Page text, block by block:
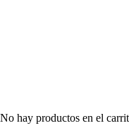
No hay productos en el